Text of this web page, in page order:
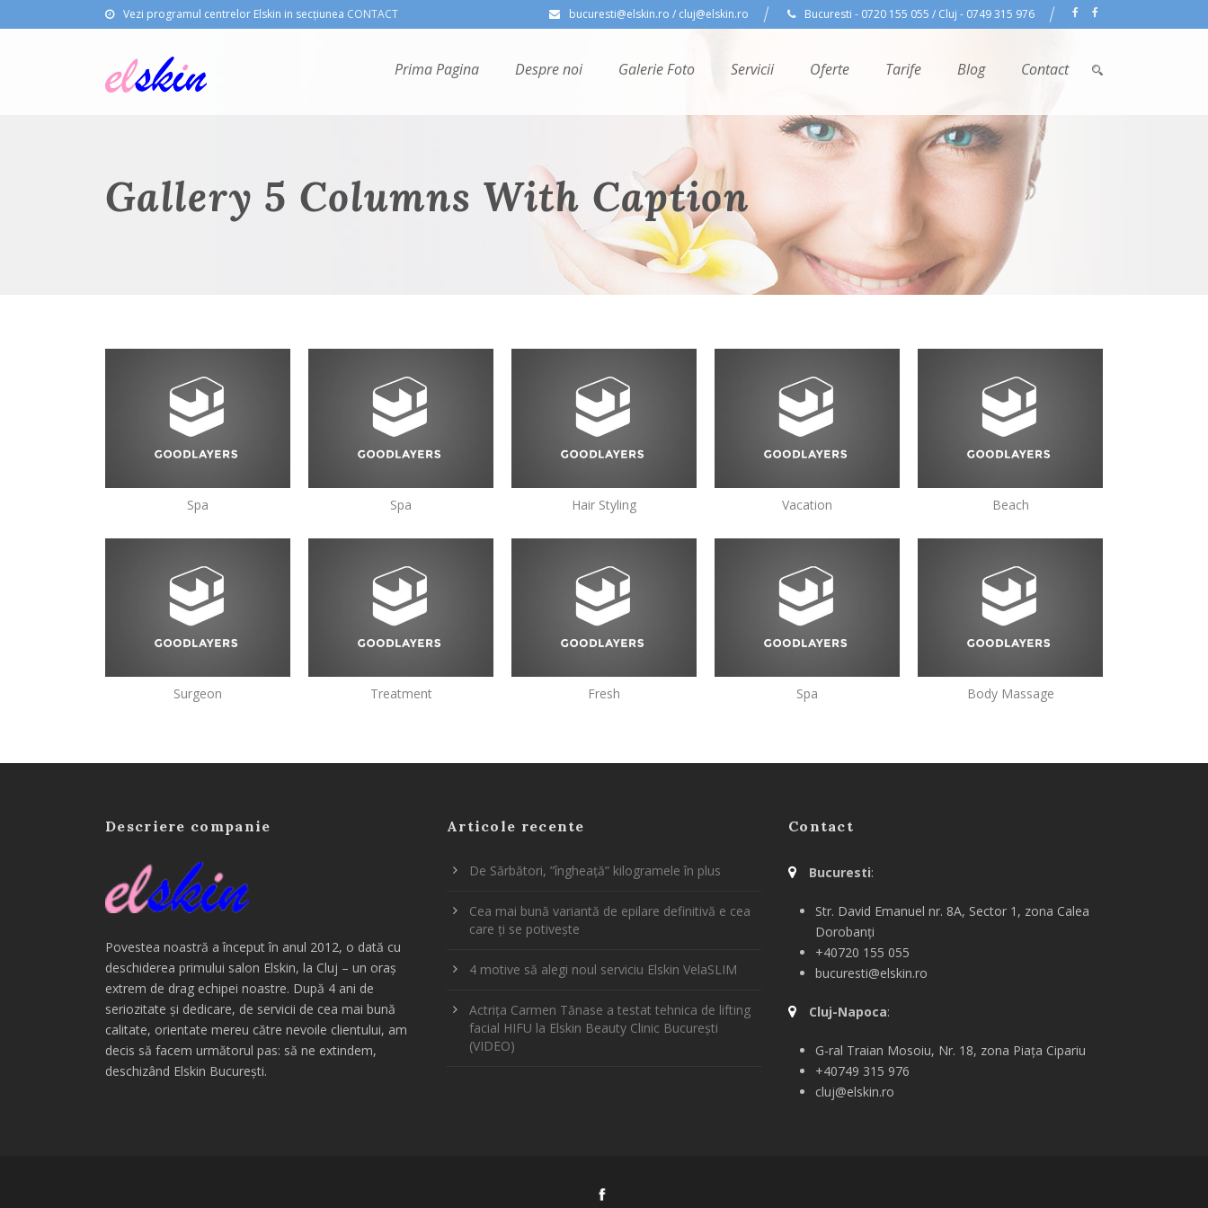
Vezi programul centrelor Elskin in secțiunea CONTACT bucuresti@elskin.ro / cluj@elskin.ro Bucuresti - 0720 155 055 / Cluj - 0749 315 976
Prima Pagina Despre noi Galerie Foto Servicii Oferte Tarife Blog Contact
Gallery 5 Columns With Caption
Spa Spa Hair Styling Vacation Beach
Surgeon Treatment Fresh Spa Body Massage
Descriere companie
Povestea noastră a început în anul 2012, o dată cu
deschiderea primului salon Elskin, la Cluj – un oraș
extrem de drag echipei noastre. După 4 ani de
seriozitate și dedicare, de servicii de cea mai bună
calitate, orientate mereu către nevoile clientului, am
decis să facem următorul pas: să ne extindem,
deschizând Elskin București.
Articole recente
De Sărbători, ”îngheață” kilogramele în plus
Cea mai bună variantă de epilare definitivă e cea
care ți se potivește
4 motive să alegi noul serviciu Elskin VelaSLIM
Actrița Carmen Tănase a testat tehnica de lifting
facial HIFU la Elskin Beauty Clinic București
(VIDEO)
Contact
Bucuresti:
Str. David Emanuel nr. 8A, Sector 1, zona Calea
Dorobanți
+40720 155 055
bucuresti@elskin.ro
Cluj-Napoca:
G-ral Traian Mosoiu, Nr. 18, zona Piața Cipariu
+40749 315 976
cluj@elskin.ro